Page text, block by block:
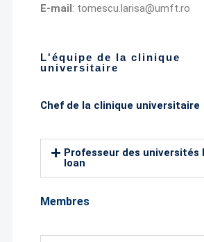
E-mail: tomescu.larisa@umft.ro
L'équipe de la clinique
universitaire
Chef de la clinique universitaire
Professeur des universités
Ioan
Membres